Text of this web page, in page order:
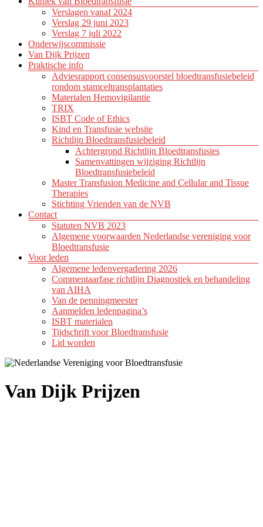
Verslagen vanaf 2024
Verslag 29 juni 2023
Verslag 7 juli 2022
Onderwijscommissie
Van Dijk Prijzen
Praktische info
Adviesrapport consensusvoorstel bloedtransfusiebeleid
rondom stamceltransplantaties
Materialen Hemovigilantie
TRIX
ISBT Code of Ethics
Kind en Transfusie website
Richtlijn Bloedtransfusiebeleid
Achtergrond Richtlijn Bloedtransfusies
Samenvattingen wijziging Richtlijn
Bloedtransfusiebeleid
Master Transfusion Medicine and Cellular and Tissue
Therapies
Stichting Vrienden van de NVB
Contact
Statuten NVB 2023
Algemene voorwaarden Nederlandse vereniging voor
Bloedtransfusie
Voor leden
Algemene ledenvergadering 2026
Commentaarfase richtlijn Diagnostiek en behandeling
van AIHA
Van de penningmeester
Aanmelden ledenpagina’s
ISBT materialen
Tijdschrift voor Bloedtransfusie
Lid worden
Van Dijk Prijzen